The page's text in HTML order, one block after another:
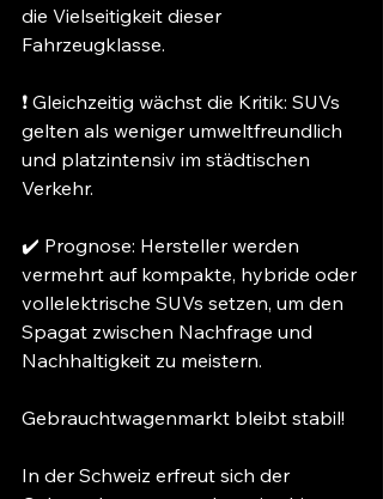
die Vielseitigkeit dieser
Fahrzeugklasse.
❗ Gleichzeitig wächst die Kritik: SUVs
gelten als weniger umweltfreundlich
und platzintensiv im städtischen
Verkehr.
✔️ Prognose: Hersteller werden
vermehrt auf kompakte, hybride oder
vollelektrische SUVs setzen, um den
Spagat zwischen Nachfrage und
Nachhaltigkeit zu meistern.
Gebrauchtwagenmarkt bleibt stabil!
In der Schweiz erfreut sich der